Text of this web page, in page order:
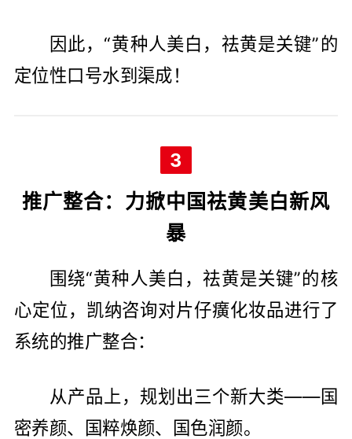
因此，“黄种人美白，祛黄是关键”的
定位性口号水到渠成！
3
推广整合：力掀中国祛黄美白新风
暴
围绕“黄种人美白，祛黄是关键”的核
心定位，凯纳咨询对片仔癀化妆品进行了
系统的推广整合：
从产品上，规划出三个新大类——国
密养颜、国粹焕颜、国色润颜。